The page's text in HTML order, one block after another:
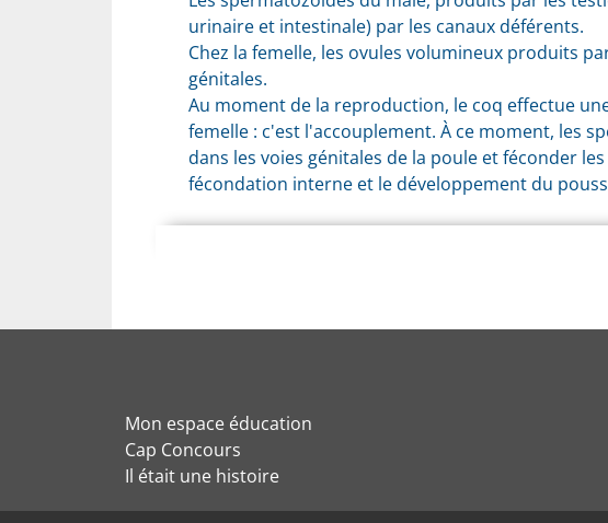
urinaire et intestinale) par les canaux déférents.
Chez la femelle, les ovules volumineux produits
génitales.
Au moment de la reproduction, le coq effectue
femelle : c'est l'accouplement. À ce moment, les
dans les voies génitales de la poule et féconder
fécondation interne et le développement du
Mon espace éducation
Cap Concours
Il était une histoire